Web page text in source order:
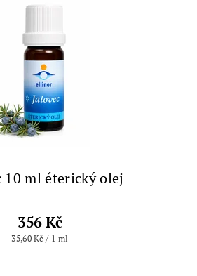
10 ml éterický olej
356 Kč
35,60 Kč / 1 ml